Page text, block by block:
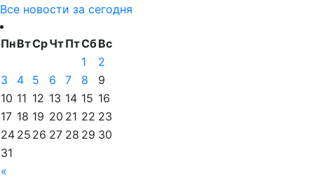
Все новости за сегодня
ПнВтСрЧтПтСбВс
«
1
2
3
4 5 6 7 8
9
10 11 12 13 14 15 16
17 18 19 20 21 22 23
24 25 26 27 28 29 30
31